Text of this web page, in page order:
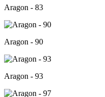
Aragon - 83
Aragon - 90
Aragon - 93